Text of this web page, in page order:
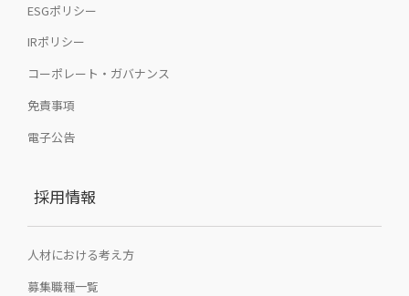
ESGポリシー
IRポリシー
コーポレート・ガバナンス
免責事項
電子公告
採用情報
人材における考え方
募集職種一覧